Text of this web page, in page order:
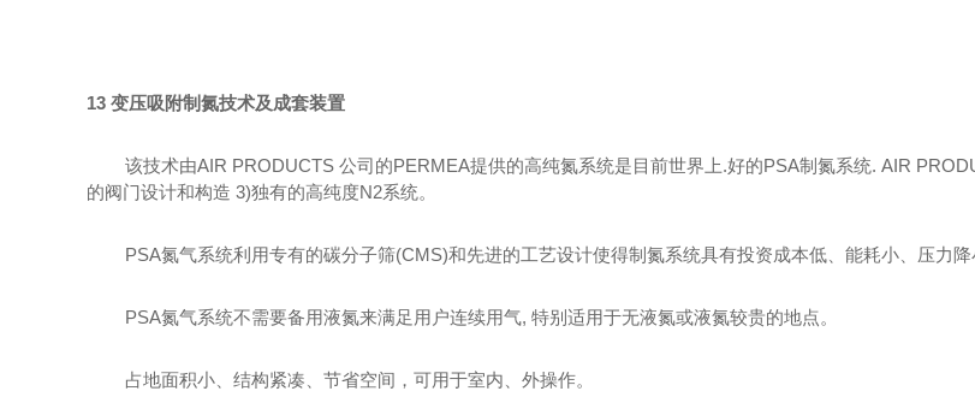
13 变压吸附制氮技术及成套装置
该技术由AIR PRODUCTS 公司的PERMEA提供的高纯氮系统是目前世界上.好的PSA制氮系统. AIR
的阀门设计和构造 3)独有的高纯度N2系统。
PSA氮气系统利用专有的碳分子筛(CMS)和先进的工艺设计使得制氮系统具有投资成本低、能耗小、压力
PSA氮气系统不需要备用液氮来满足用户连续用气, 特别适用于无液氮或液氮较贵的地点。
占地面积小、结构紧凑、节省空间，可用于室内、外操作。